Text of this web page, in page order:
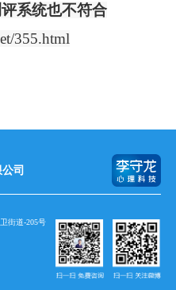
系统也不符合
355.html
司
街道-205号